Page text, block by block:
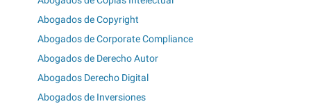
Abogados de Copyright
Abogados de Corporate Compliance
Abogados de Derecho Autor
Abogados Derecho Digital
Abogados de Inversiones